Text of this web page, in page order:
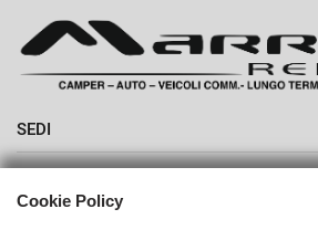
SEDI
Sede di Boves
AZIENDA
Cookie Policy